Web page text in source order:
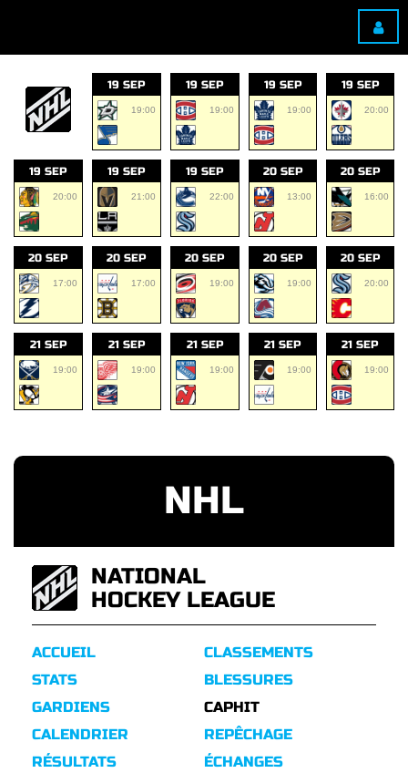
19 SEP
19:00
19 SEP
19:00
19 SEP
19:00
19 SEP
20:00
19 SEP
20:00
19 SEP
21:00
19 SEP
22:00
20 SEP
13:00
20 SEP
16:00
20 SEP
17:00
20 SEP
17:00
20 SEP
19:00
20 SEP
19:00
20 SEP
20:00
21 SEP
19:00
21 SEP
19:00
21 SEP
19:00
21 SEP
19:00
21 SEP
19:00
NHL
NATIONAL
HOCKEY LEAGUE
ACCUEIL
STATS
GARDIENS
CALENDRIER
RÉSULTATS
CLASSEMENTS
BLESSURES
CAPHIT
REPÊCHAGE
ÉCHANGES